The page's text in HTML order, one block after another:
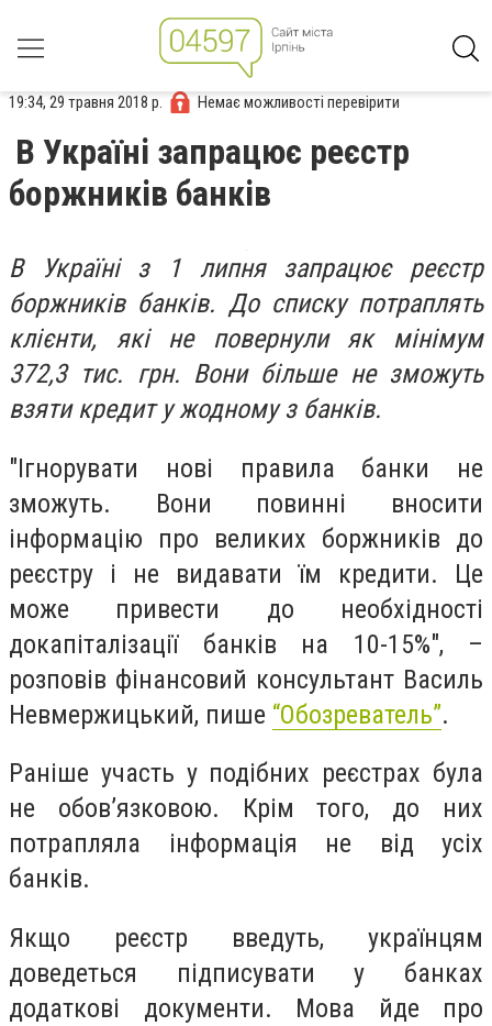
19:34, 29 травня 2018 р. Немає можливості перевірити
В Україні запрацює реєстр
боржників банків
В Україні з 1 липня запрацює реєстр
боржників банків. До списку потраплять
клієнти, які не повернули як мінімум
372,3 тис. грн. Вони більше не зможуть
взяти кредит у жодному з банків.
"Ігнорувати нові правила банки не
зможуть. Вони повинні вносити
інформацію про великих боржників до
реєстру і не видавати їм кредити. Це
може привести до необхідності
докапіталізації банків на 10-15%", –
розповів фінансовий консультант Василь
Невмержицький, пише “Обозреватель”.
Раніше участь у подібних реєстрах була
не обов’язковою. Крім того, до них
потрапляла інформація не від усіх
банків.
Якщо реєстр введуть, українцям
доведеться підписувати у банках
додаткові документи. Мова йде про